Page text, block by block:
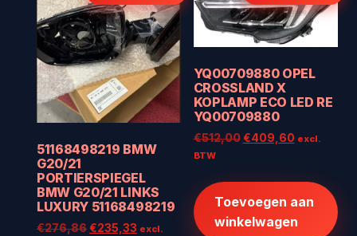
51168498219 BMW
G20/21
PORTIERSPIEGEL
BMW G20/21 LINKS
LUXURY 51168498219
€276,86Oorspronkelijke
€235,33 Huidige
excl.
YQ00709880 OPEL
CROSSLAND X
KOPLAMP ECO LED RE
YQ00709880
€512,00 Oorspronkelijke
€409,60Huidige
€409,60.
excl.
BTW
Toevoegen aan
winkelwagen